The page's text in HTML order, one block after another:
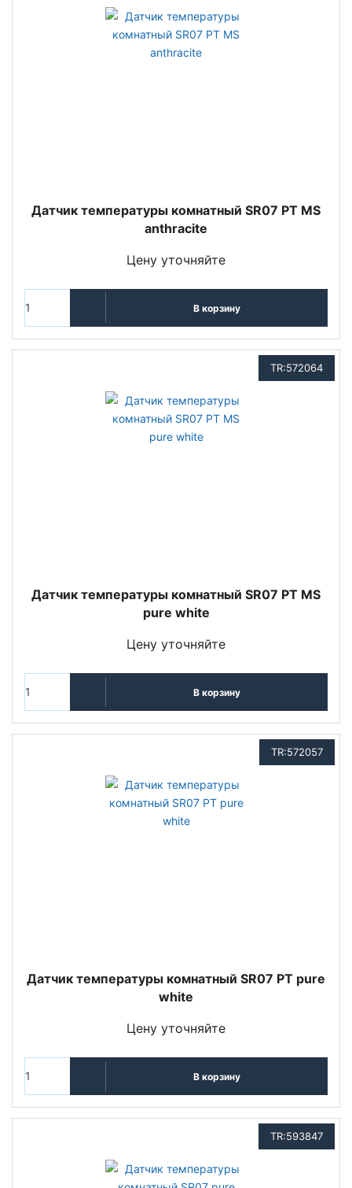
Датчик температуры комнатный SR07 PT MS
anthracite
Цену уточняйте
В корзину
TR:572064
Датчик температуры комнатный SR07 PT MS
pure white
Цену уточняйте
В корзину
TR:572057
Датчик температуры комнатный SR07 PT pure
white
Цену уточняйте
В корзину
TR:593847